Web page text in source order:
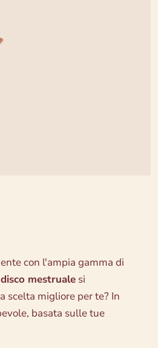
con l'ampia gamma di
disco mestrualesi
scelta migliore per te? In
basata sulle tue